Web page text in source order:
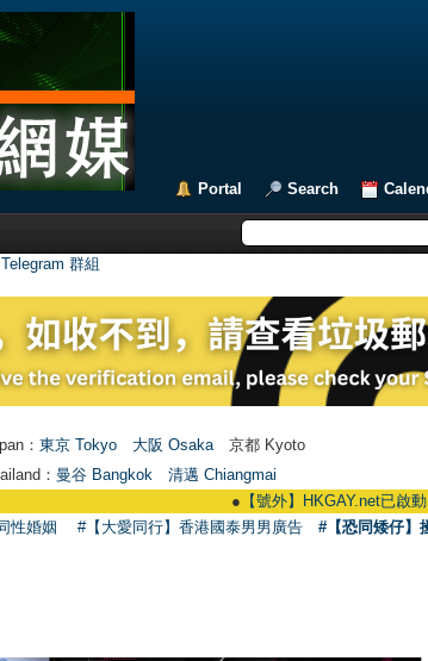
Portal Search
群組
： 東京 Tokyo 大阪 Osaka 京都 Kyoto
： 曼谷 Bangkok
清邁 Chiangmai
【號外】HKGAY.net已啟動
性婚姻 #【大愛同行】香港國泰男男廣告 #【恐同矮仔】